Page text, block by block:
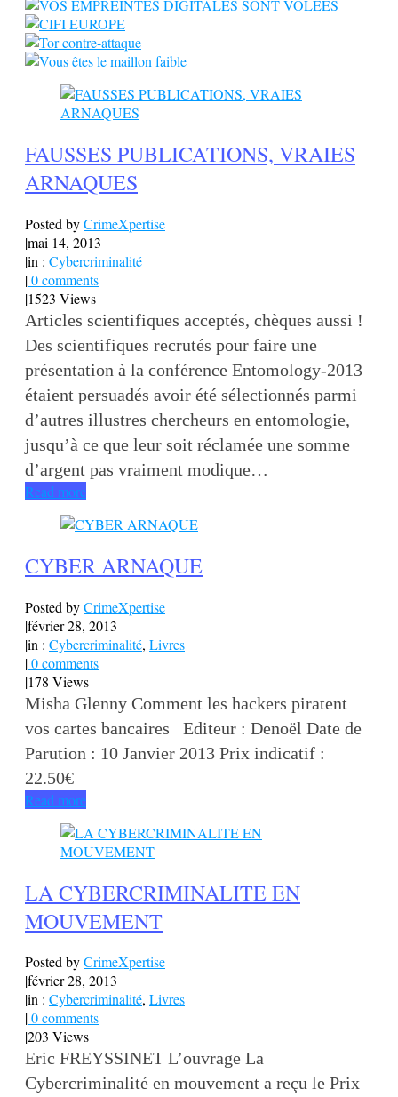
FAUSSES PUBLICATIONS, VRAIES
ARNAQUES
Posted byCrimeXpertise
|mai 14, 2013
|in : Cybercriminalité
|0 comments
|1523 Views
Articles scientifiques acceptés, chèques aussi !
Des scientifiques recrutés pour faire une
présentation à la conférence Entomology-2013
étaient persuadés avoir été sélectionnés parmi
d’autres illustres chercheurs en entomologie,
jusqu’à ce que leur soit réclamée une somme
d’argent pas vraiment modique…
Read more
CYBER ARNAQUE
Posted byCrimeXpertise
|février 28, 2013
|in : Cybercriminalité, Livres
|0 comments
|178 Views
Misha Glenny Comment les hackers piratent
vos cartes bancaires Editeur : Denoël Date de
Parution : 10 Janvier 2013 Prix indicatif :
22.50€
Read more
LA CYBERCRIMINALITE EN
MOUVEMENT
Posted byCrimeXpertise
|février 28, 2013
|in : Cybercriminalité, Livres
|0 comments
|203 Views
Eric FREYSSINET L’ouvrage La
Cybercriminalité en mouvement a reçu le Prix